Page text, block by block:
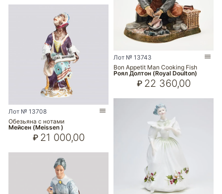
Лот № 13708
Обезьяна с нотами
Мейсен (Meissen )
₽ 21 000,00
Лот № 13743
Bon Appetit Man Cooking Fish
Роял Долтон (Royal Doulton)
₽ 22 360,00